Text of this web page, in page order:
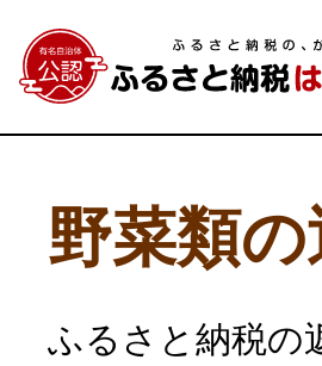
野菜類
ふるさと納税の